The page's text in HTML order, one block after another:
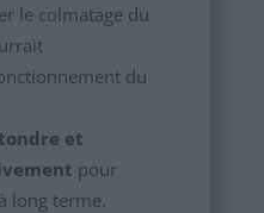
le colmatage du
du
et
pour
long terme.